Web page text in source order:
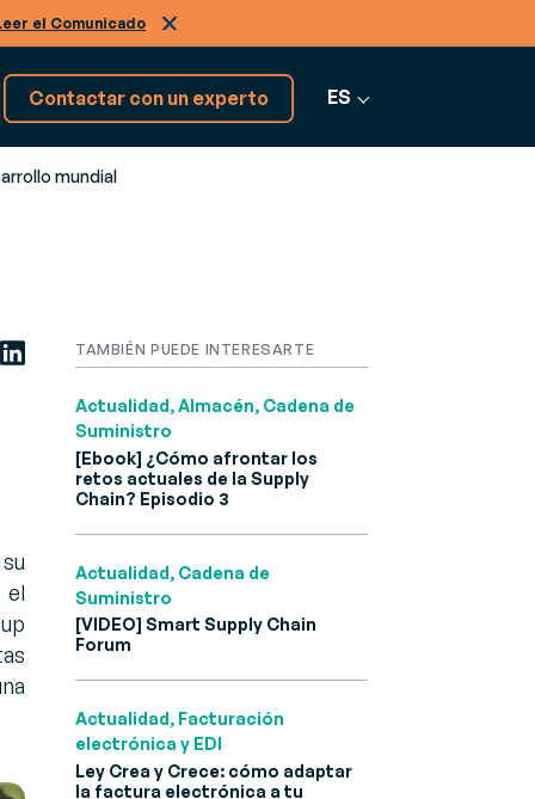
el Comunicado
Ver más software
Contactar con un experto ES
mundial
el
TAMBIÉN PUEDE INTERESARTE
Actualidad, Almacén, Cadena de
Suministro
[Ebook] ¿Cómo afrontar los
retos actuales de la Supply
Chain? Episodio 3
Actualidad, Cadena de
Suministro
[VIDEO] Smart Supply Chain
Forum
Actualidad, Facturación
electrónica y EDI
Ley Crea y Crece: cómo adaptar
la factura electrónica a tu